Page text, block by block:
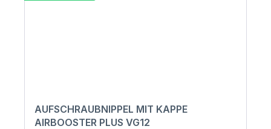
AUFSCHRAUBNIPPEL MIT KAPPE
AIRBOOSTER PLUS VG12